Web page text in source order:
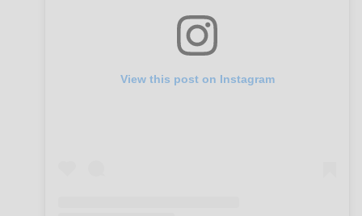
View this post on Instagram